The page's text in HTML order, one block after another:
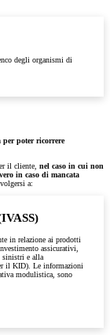
degli organismi di
per poter ricorrere
il cliente, nel caso in cui non
in caso di mancata
a:
in relazione ai prodotti
assicurativi,
sinistri e alla
il KID). Le informazioni
modulistica, sono